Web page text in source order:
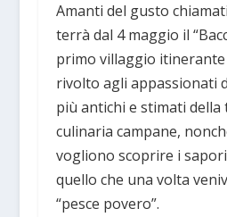
Amanti del gusto
terrà dal 4 maggio il
primo villaggio itinerante
rivolto agli appassionati
più antichi e stimati della
culinaria campane,
vogliono scoprire i
quello che una volta
“pesce povero”.